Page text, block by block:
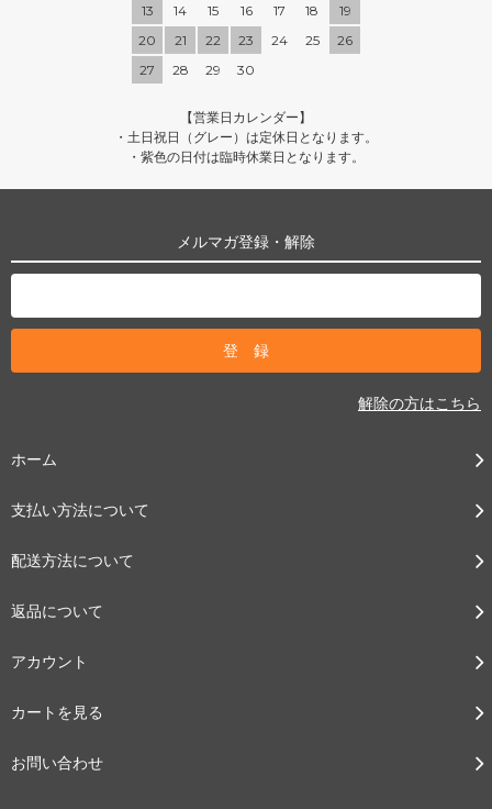
13
14 15 16 17 18
19
20
21 22 23 24 25
26
27
28 29 30
【営業日カレンダー】
・土日祝日（グレー）は定休日となります。
・紫色の日付は臨時休業日となります。
メルマガ登録・解除
解除の方はこちら
ホーム
支払い方法について
配送方法について
返品について
アカウント
カートを見る
お問い合わせ